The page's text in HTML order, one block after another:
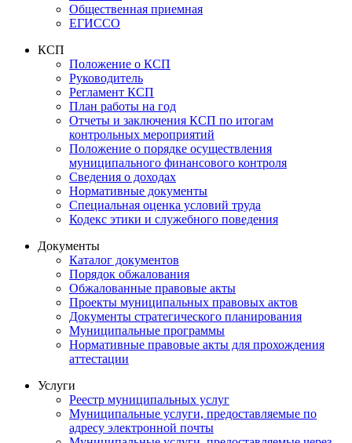
Общественная приемная
ЕГИССО
КСП
Положение о КСП
Руководитель
Регламент КСП
План работы на год
Отчеты и заключения КСП по итогам
контрольных мероприятий
Положение о порядке осуществления
муниципального финансового контроля
Сведения о доходах
Нормативные документы
Специальная оценка условий труда
Кодекс этики и служебного поведения
Документы
Каталог документов
Порядок обжалования
Обжалованные правовые акты
Проекты муниципальных правовых актов
Документы стратегического планирования
Муниципальные программы
Нормативные правовые акты для прохождения
аттестации
Услуги
Реестр муниципальных услуг
Муниципальные услуги, предоставляемые по
адресу электронной почты